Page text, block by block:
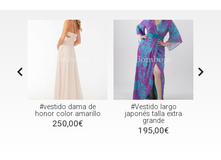
#vestido dama de
honor color amarillo
250,00€
#Vestido largo
japonés talla extra
grande
195,00€